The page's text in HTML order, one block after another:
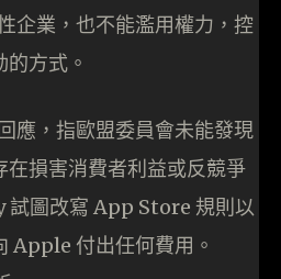
企業，也不能濫用權力，控
方式。
應，指歐盟委員會未能發現
損害消費者利益或反競爭
圖改寫 App Store 規則以
Apple 付出任何費用。